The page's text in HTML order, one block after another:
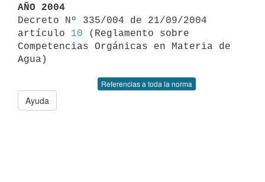
AÑO 2004
Decreto Nº 335/004 de 21/09/2004
artículo 10 (Reglamento sobre
Competencias Orgánicas en Materia de
Referencias a toda la norma
Ayuda